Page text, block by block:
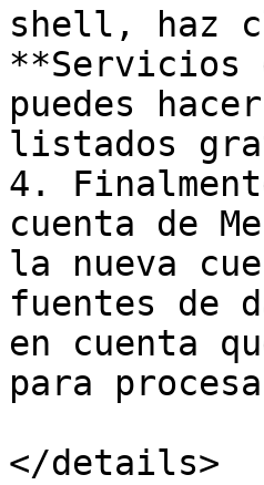
shell, haz
**Servicios
puedes
listados
4.
cuenta de
la nueva
fuentes de
en cuenta
para
</details>